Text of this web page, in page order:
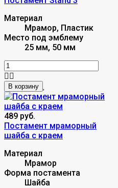
Материал
Мрамор, Пластик
Место под эмблему
25 мм, 50 мм
В корзину
489 руб.
Постамент мраморный
шайба c краем
Материал
Мрамор
Форма постамента
Шайба